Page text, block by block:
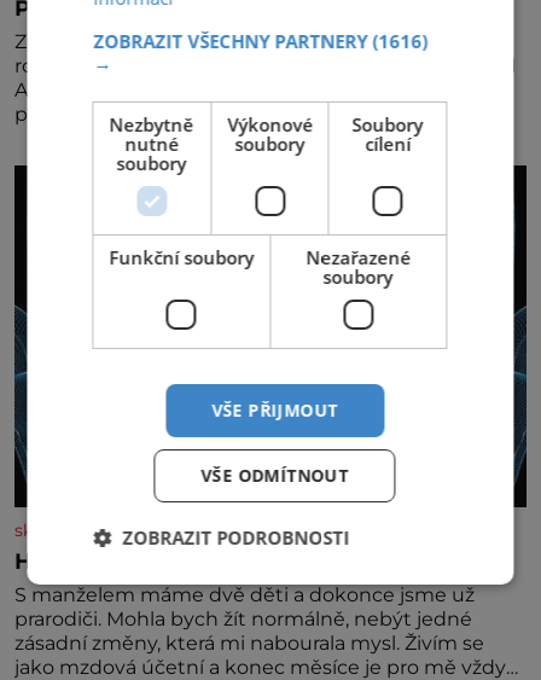
Pravá irská káva
Za jejího tvůrce je považován Joe Sharidan, když v
roce 1943 u letiště irského města Foynes obsluhoval
Američany, kteří kvůli špatnému počasí nemohli
pokračovat v cestě. Povzbudil je tehdy kávou,
skutecnepribehy.cz
Hlas mě varuje před nebezpečím
S manželem máme dvě děti a dokonce jsme už
prarodiči. Mohla bych žít normálně, nebýt jedné
zásadní změny, která mi nabourala mysl. Živím se
jako mzdová účetní a konec měsíce je pro mě vždy
ZOBRAZIT VŠECHNY PARTNERY(1616)
→
Nezbytně
nutné
soubory
Výkonové
soubory
Soubory
cílení
Funkční soubory
Nezařazené
soubory
VŠE PŘIJMOUT
VŠE ODMÍTNOUT
ZOBRAZIT PODROBNOSTI